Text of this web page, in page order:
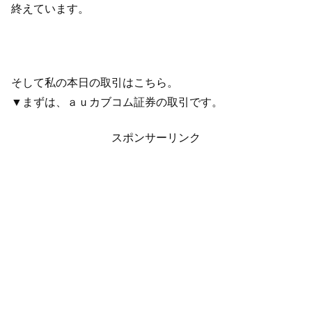
終えています。
そして私の本日の取引はこちら。
▼まずは、ａｕカブコム証券の取引です。
スポンサーリンク